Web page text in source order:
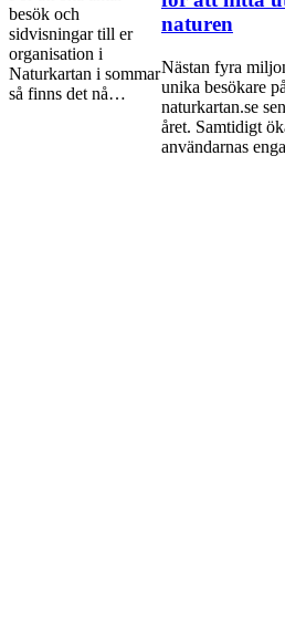
besök och
sidvisningar till er
organisation i
Naturkartan i sommar
så finns det nå…
naturen
Nästan fyra
unika besökare på
naturkartan.se
året. Samtidigt
användarnas